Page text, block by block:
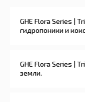
GHE Flora Series |
гидропоники и
GHE Flora Series |
земли.